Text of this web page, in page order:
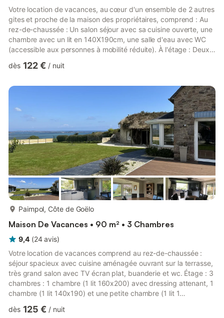
Votre location de vacances, au cœur d'un ensemble de 2 autres
gites et proche de la maison des propriétaires, comprend : Au
rez-de-chaussée : Un salon séjour avec sa cuisine ouverte, une
chambre avec un lit en 140X190cm, une salle d'eau avec WC
(accessible aux personnes à mobilité réduite). À l'étage : Deux
bain et un WC indépendant. À l'extérieur : Une terrasse
de stationnement pour votre véhicule devant le gite. Piscine
dès 122 € / nuit
Paimpol, Côte de Goëlo
Maison De Vacances • 90 m² • 3 Chambres
9,4 (24 avis)
Votre location de vacances comprend au rez-de-chaussée :
séjour spacieux avec cuisine aménagée ouvrant sur la terrasse,
très grand salon avec TV écran plat, buanderie et wc. Étage : 3
chambres : 1 chambre (1 lit 160x200) avec dressing attenant, 1
chambre (1 lit 140x190) et une petite chambre (1 lit 1
clos. Envie d'un séjour en bord de mer, réservez vite cette
dès 125 € / nuit